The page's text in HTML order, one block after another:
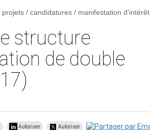
structure
de double
projets / candidatures / manifestation d'intérêt
Autoriser Autoriser